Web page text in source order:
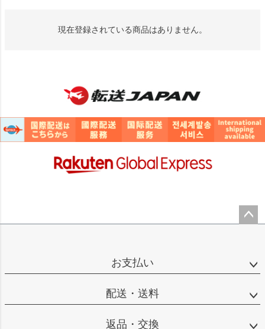
現在登録されている商品はありません。
お支払い
配送・送料
返品・交換